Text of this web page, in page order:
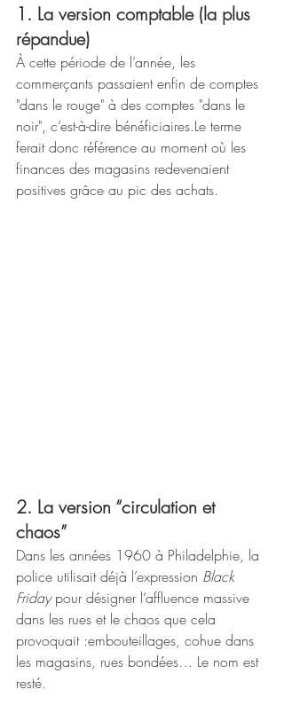
1. La version comptable (la plus
répandue)
À cette période de l’année, les
commerçants passaient enfin de comptes
"dans le rouge" à des comptes "dans le
noir", c’est-à-dire bénéficiaires.Le terme
ferait donc référence au moment où les
finances des magasins redevenaient
positives grâce au pic des achats.
2. La version “circulation et
chaos”
Dans les années 1960 à Philadelphie, la
police utilisait déjà l’expression Black
Friday pour désigner l’affluence massive
dans les rues et le chaos que cela
provoquait :embouteillages, cohue dans
les magasins, rues bondées… Le nom est
resté.